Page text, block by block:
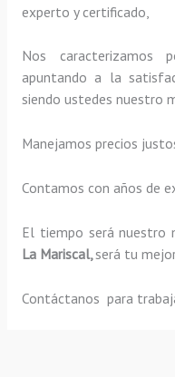
experto y certificado,
Nos caracterizamos
apuntando a la
siendo ustedes nuestro
Manejamos precios
Contamos con años de
El tiempo será
La Mariscal, será tu
Contáctanos para